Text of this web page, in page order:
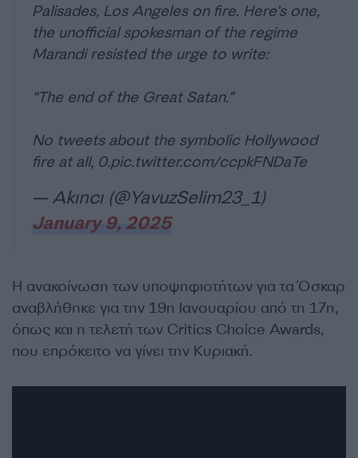
Palisades, Los Angeles on fire. Here’s one,
the unofficial spokesman of the regime
Marandi resisted the urge to write:
“The end of the Great Satan.”
No tweets about the symbolic Hollywood
fire at all, 0.pic.twitter.com/ccpkFNDaTe
— Akıncı (@YavuzSelim23_1)
January 9, 2025
Η ανακοίνωση των υποψηφιοτήτων για τα Όσκαρ
αναβλήθηκε για την 19η Ιανουαρίου από τη 17η,
όπως και η τελετή των Critics Choice Awards,
που επρόκειτο να γίνει την Κυριακή.